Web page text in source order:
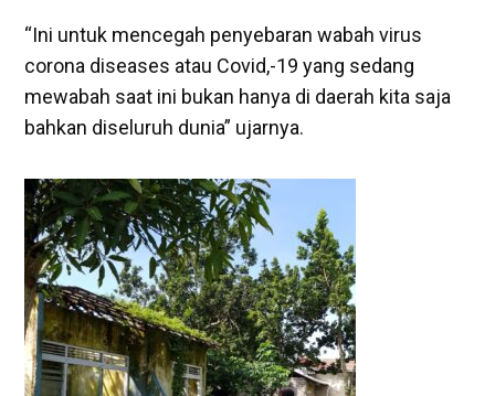
“Ini untuk mencegah penyebaran wabah virus
corona diseases atau Covid,-19 yang sedang
mewabah saat ini bukan hanya di daerah kita saja
bahkan diseluruh dunia” ujarnya.